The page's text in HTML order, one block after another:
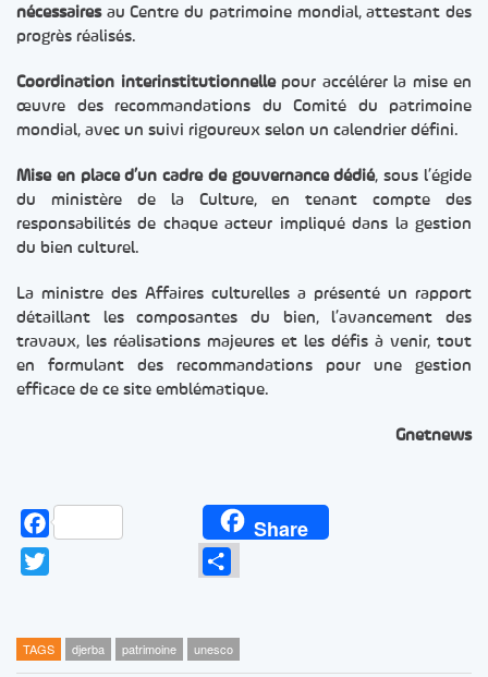
nécessairesau Centre du patrimoine mondial, attestant des
progrès réalisés.
Coordination interinstitutionnellepour accélérer la mise en
œuvre des recommandations du Comité du patrimoine
mondial, avec un suivi rigoureux selon un calendrier défini.
Mise en place d’un cadre de gouvernance dédié, sous l’égide
du ministère de la Culture, en tenant compte des
responsabilités de chaque acteur impliqué dans la gestion
du bien culturel.
La ministre des Affaires culturelles a présenté un rapport
détaillant les composantes du bien, l’avancement des
travaux, les réalisations majeures et les défis à venir, tout
en formulant des recommandations pour une gestion
efficace de ce site emblématique.
Gnetnews
Facebook Share
Partager
TAGS djerba patrimoine unesco